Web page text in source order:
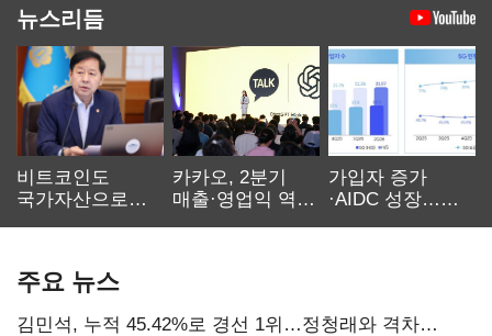
뉴스리듬
비트코인도
국가자산으로…'
카카오, 2분기
매출·영업익 역대
가입자 증가
·AIDC 성장…
주요 뉴스
김민석, 누적 45.42%로 경선 1위…정청래와 격차